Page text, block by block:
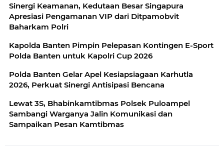
Sinergi Keamanan, Kedutaan Besar Singapura
Apresiasi Pengamanan VIP dari Ditpamobvit
Baharkam Polri
Kapolda Banten Pimpin Pelepasan Kontingen E-Sport
Polda Banten untuk Kapolri Cup 2026
Polda Banten Gelar Apel Kesiapsiagaan Karhutla
2026, Perkuat Sinergi Antisipasi Bencana
Lewat 3S, Bhabinkamtibmas Polsek Puloampel
Sambangi Warganya Jalin Komunikasi dan
Sampaikan Pesan Kamtibmas